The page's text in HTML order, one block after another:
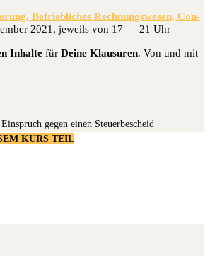
Betrieb­li­ches Rech­nungs­we­sen, Con­
2021, jeweils von 17 — 21 Uhr
Inhal­te für Dei­ne Klau­su­ren. Von und mit
gegen einen Steuerbescheid
KURS TEIL